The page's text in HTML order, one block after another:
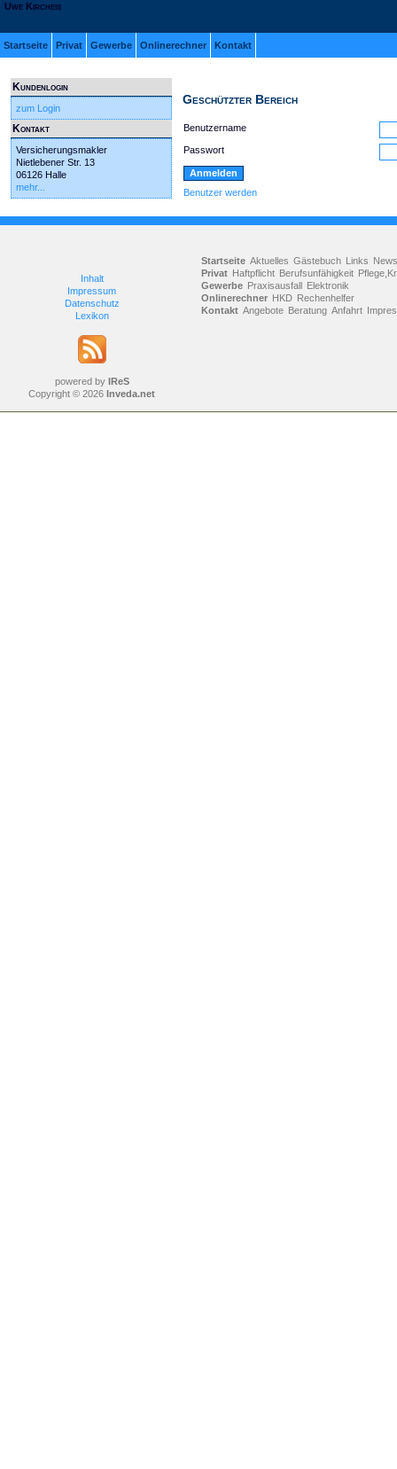
Uwe Kircheis
Startseite Privat Gewerbe Onlinerechner Kontakt
Kundenlogin
zum Login
Kontakt
Versicherungsmakler
Nietlebener Str. 13
06126 Halle
mehr...
Geschützter Bereich
Benutzername
Passwort
Benutzer werden
Inhalt
Impressum
Datenschutz
Lexikon
powered by IReS
Copyright © 2026 Inveda.net
Startseite Aktuelles Gästebuch Links News
Privat Haftpflicht Berufsunfähigkeit
Gewerbe Praxisausfall Elektronik
Onlinerechner HKD Rechenhelfer
Kontakt Angebote Beratung Anfahrt